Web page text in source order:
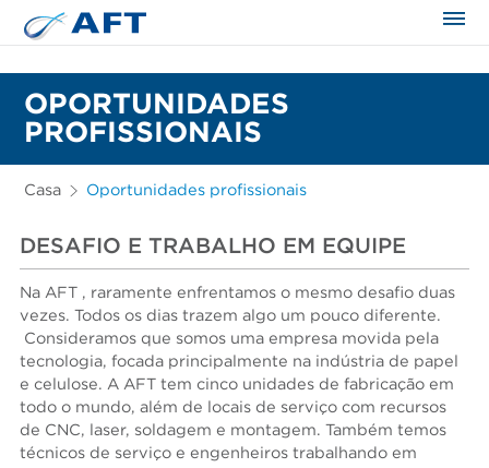
OPORTUNIDADES
PROFISSIONAIS
Casa Oportunidades profissionais
DESAFIO E TRABALHO EM EQUIPE
Na AFT , raramente enfrentamos o mesmo desafio duas
vezes. Todos os dias trazem algo um pouco diferente.
Consideramos que somos uma empresa movida pela
tecnologia, focada principalmente na indústria de papel
e celulose. A AFT tem cinco unidades de fabricação em
todo o mundo, além de locais de serviço com recursos
de CNC, laser, soldagem e montagem. Também temos
técnicos de serviço e engenheiros trabalhando em